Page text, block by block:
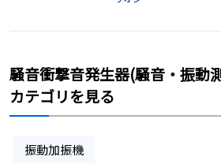
騒音衝撃音発生器(騒音・振動
カテゴリを見る
振動加振機